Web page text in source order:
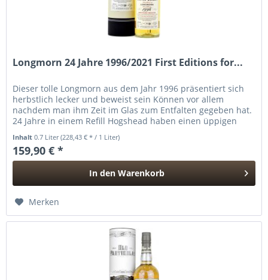
Longmorn 24 Jahre 1996/2021 First Editions for...
Dieser tolle Longmorn aus dem Jahr 1996 präsentiert sich
herbstlich lecker und beweist sein Können vor allem
nachdem man ihm Zeit im Glas zum Entfalten gegeben hat.
24 Jahre in einem Refill Hogshead haben einen üppigen
Inhalt0.7 Liter(228,43 € * / 1 Liter)
159,90 € *
In den Warenkorb
Merken